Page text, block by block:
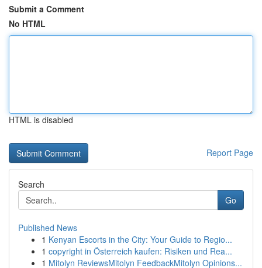
Submit a Comment
No HTML
HTML is disabled
Report Page
Search
Go
Published News
1 Kenyan Escorts in the City: Your Guide to Regio...
1 copyright in Österreich kaufen: Risiken und Rea...
1 Mitolyn ReviewsMitolyn FeedbackMitolyn Opinions...